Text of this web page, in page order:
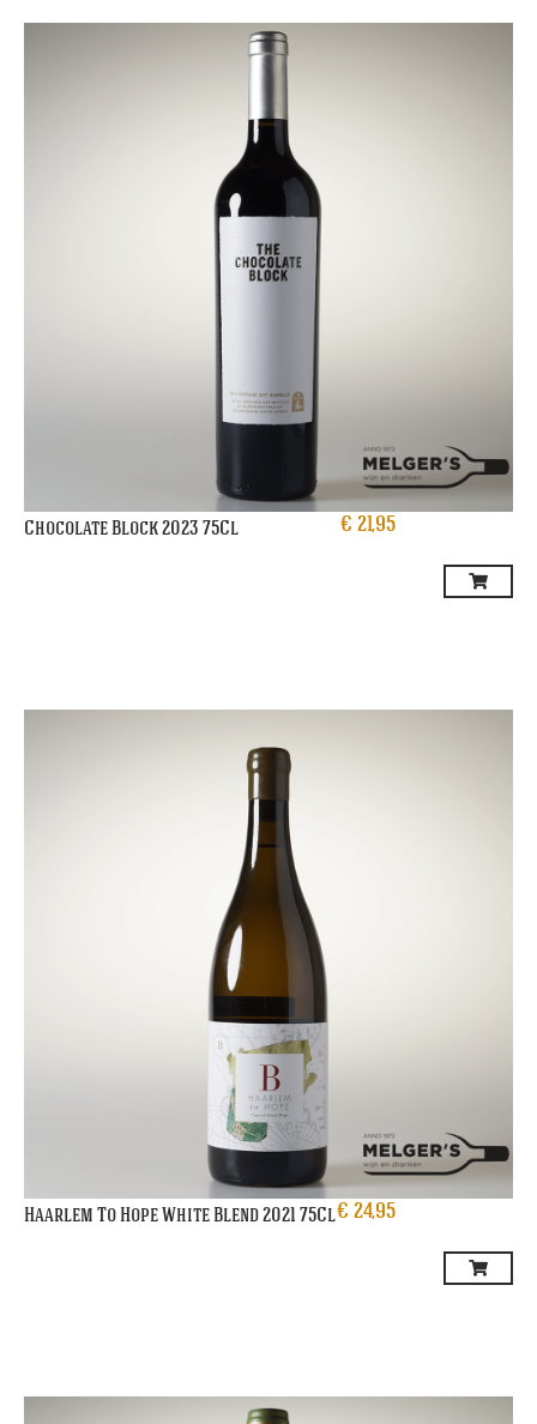
Chocolate Block 2023 75Cl € 21,95
Haarlem To Hope White Blend 2021 75Cl€ 24,95